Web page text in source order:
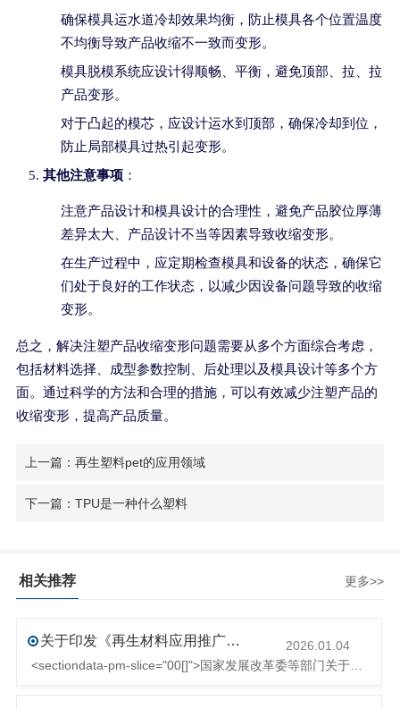
确保模具运水道冷却效果均衡，防止模具各个位置温度
不均衡导致产品收缩不一致而变形。
模具脱模系统应设计得顺畅、平衡，避免顶部、拉、拉
产品变形。
对于凸起的模芯，应设计运水到顶部，确保冷却到位，
防止局部模具过热引起变形。
其他注意事项：
注意产品设计和模具设计的合理性，避免产品胶位厚薄
差异太大、产品设计不当等因素导致收缩变形。
在生产过程中，应定期检查模具和设备的状态，确保它
们处于良好的工作状态，以减少因设备问题导致的收缩
变形。
总之，解决注塑产品收缩变形问题需要从多个方面综合考虑，
包括材料选择、成型参数控制、后处理以及模具设计等多个方
面。通过科学的方法和合理的措施，可以有效减少注塑产品的
收缩变形，提高产品质量。
上一篇：再生塑料pet的应用领域
下一篇：TPU是一种什么塑料
相关推荐 更多>>
关于印发《再生材料应用推广行动方案》的通知(发改环资〔2025〕1681号)
2026.01.04